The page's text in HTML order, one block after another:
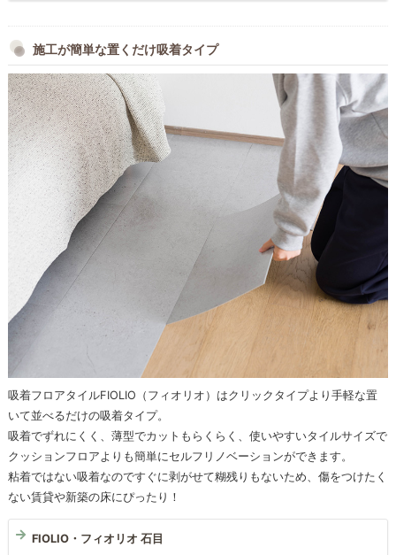
施工が簡単な置くだけ吸着タイプ
吸着フロアタイルFIOLIO（フィオリオ）はクリックタイプより手軽な置
いて並べるだけの吸着タイプ。
吸着でずれにくく、薄型でカットもらくらく、使いやすいタイルサイズで
クッションフロアよりも簡単にセルフリノベーションができます。
粘着ではない吸着なのですぐに剥がせて糊残りもないため、傷をつけたく
ない賃貸や新築の床にぴったり！
FIOLIO・フィオリオ 石目